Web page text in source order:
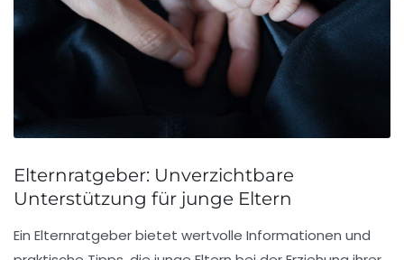
Elternratgeber: Unverzichtbare
Unterstützung für junge Eltern
Ein Elternratgeberbietet wertvolle Informationen und